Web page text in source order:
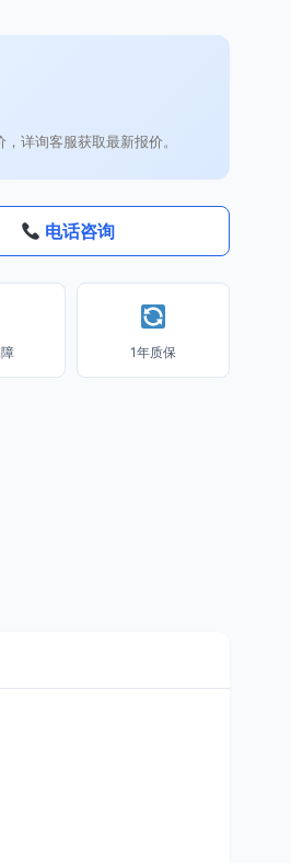
详询客服获取最新报价。
电话咨询
1年质保